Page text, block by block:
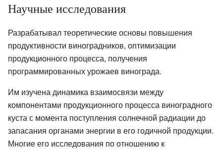
Научные исследования
Разрабатывал теоретические основы повышения
продуктивности виноградников, оптимизации
продукционного процесса, получения
программированных урожаев винограда.
Им изучена динамика взаимосвязи между
компонентами продукционного процесса виноградного
куста с момента поступления солнечной радиации до
запасания органами энергии в его годичной продукции.
Многие его исследования по отношению к